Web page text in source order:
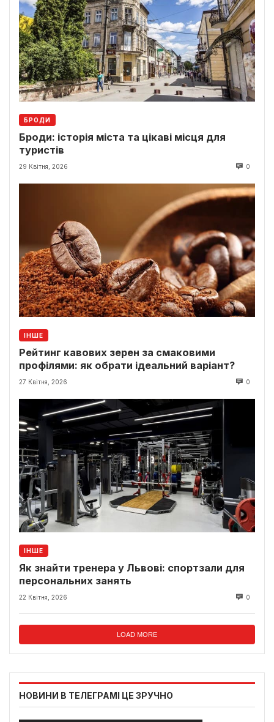
БРОДИ
Броди: історія міста та цікаві місця для
туристів
29 Квітня, 2026 0
ІНШЕ
Рейтинг кавових зерен за смаковими
профілями: як обрати ідеальний варіант?
27 Квітня, 2026 0
ІНШЕ
Як знайти тренера у Львові: спортзали для
персональних занять
22 Квітня, 2026 0
LOAD MORE
НОВИНИ В ТЕЛЕГРАМІ ЦЕ ЗРУЧНО